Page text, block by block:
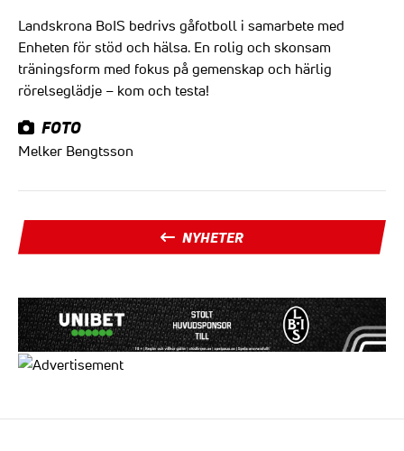
Landskrona BoIS bedrivs gåfotboll i samarbete med
Enheten för stöd och hälsa. En rolig och skonsam
träningsform med fokus på gemenskap och härlig
rörelseglädje – kom och testa!
FOTO
Melker Bengtsson
NYHETER